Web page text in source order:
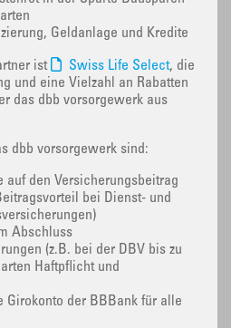
Geldanlage und Kredite
ist Swiss Life Select, die
und eine Vielzahl an Rabatten
das dbb vorsorgewerk aus
dbb vorsorgewerk sind:
auf den Versicherungsbeitrag
bei Dienst- und
Abschluss
(z.B. bei der DBV bis zu
Haftpflicht und
Girokonto der BBBank für alle